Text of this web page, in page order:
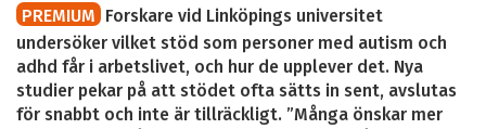
PREMIUM Forskare vid Linköpings universitet
undersöker vilket stöd som personer med autism och
adhd får i arbetslivet, och hur de upplever det. Nya
studier pekar på att stödet ofta sätts in sent, avslutas
för snabbt och inte är tillräckligt. ”Många önskar mer